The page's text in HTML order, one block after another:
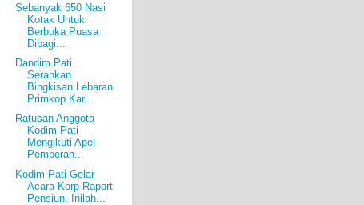
Sebanyak 650 Nasi
Kotak Untuk
Berbuka Puasa
Dibagi...
Dandim Pati
Serahkan
Bingkisan Lebaran
Primkop Kar...
Ratusan Anggota
Kodim Pati
Mengikuti Apel
Pemberan...
Kodim Pati Gelar
Acara Korp Raport
Pensiun, Inilah...